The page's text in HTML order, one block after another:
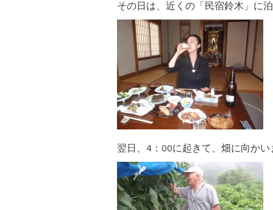
その日は、近くの「民宿鈴木」に
翌日、4：00に起きて、畑に向かい